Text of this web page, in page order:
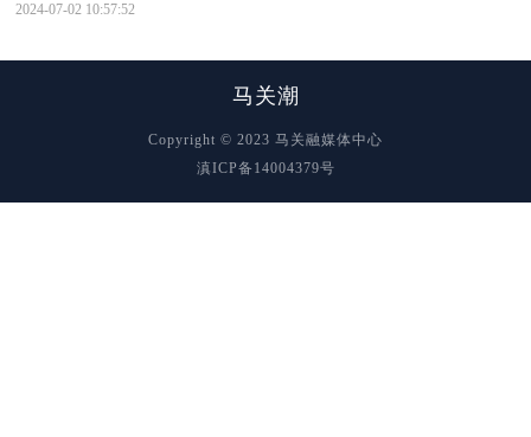
2024-07-02 10:57:52
马关潮
Copyright © 2023 马关融媒体中心
滇ICP备14004379号